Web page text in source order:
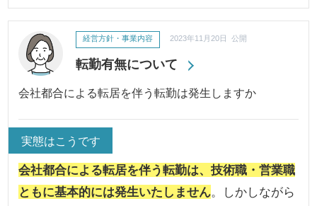
転勤有無について
経営方針・事業内容 2023年11月20日 公開
会社都合による転居を伴う転勤は発生しますか
実態はこうです
会社都合による転居を伴う転勤は、技術職・営業職
ともに基本的には発生いたしません。しかしながら